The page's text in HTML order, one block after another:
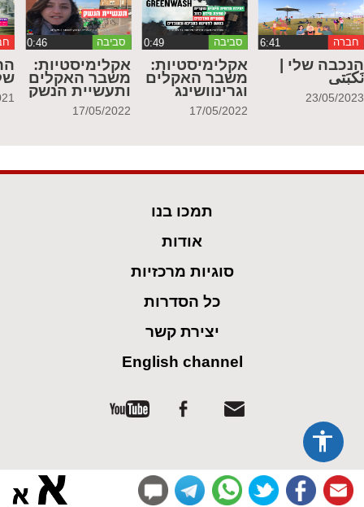
חברה
הנכבה שלי |
نَكبَتي
23/05/2023
סביבה ‏0:49
אקלימיסטיות:
משבר האקלים
וגרינוושינג
17/05/2022
סביבה
אקלימיסטיות:
משבר האקלים
ותעשיית הנשק
17/05/2022
תמכו בנו
אודות
סוגיות מרכזיות
כל הסדרות
יצירת קשר
English channel